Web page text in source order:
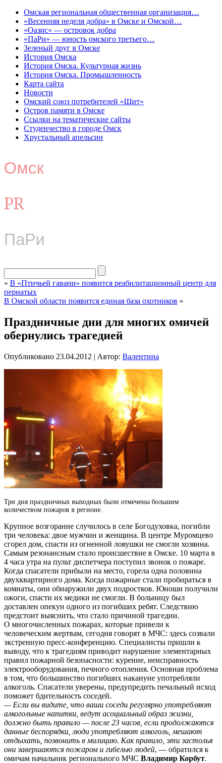
Омская региональная общественная организация…
«Весенняя неделя добра» в Омске и Омской…
«Оазис» — островок добра
«ПаРи» — юность омского третьего…
Зеленый друг в Омске
История Омска
История Омска. Культурная жизнь
История Омска. Промышленность
Карта сайта
Новости
Омский союз потребителей «Щит»
Остров памяти в Омске
Ссылки на тематические сайты
Студенчество в городе Омск
Хрустальный апельсин
Омск
PR
ПаРи
« В «Птичьей гавани» появится реабилитационный центр для
пернатых
В Омской области появится единая база охотников »
Праздничные дни для многих омичей
обернулись трагедией
Опубликовано 23.04.2012 | Автор: Валентина
Три дня праздничных выходных были отмечены большим
количеством пожаров в регионе.
Крупное возгорание случилось в селе Богодуховка, погибли
три человека: двое мужчин и женщина. В центре Муромцево
сгорел дом, спасти из огненной ловушки не смогли хозяина.
Самым резонансным стало происшествие в Омске. 10 марта в
4 часа утра на пульт диспетчера поступил звонок о пожаре.
Когда спасатели прибыли на место, горела одна половина
двухквартирного дома. Когда пожарные стали пробираться в
комнаты, они обнаружили двух подростков. Юноши получили
ожоги, спасти их медики не смогли. В больницу был
доставлен опекун одного из погибших ребят. Следствию
предстоит выяснить, что стало причиной трагедии.
О многочисленных пожарах, которые привели к
человеческим жертвам, сегодня говорят в МЧС: здесь созвали
экстренную пресс-конференцию. Специалисты пришли к
выводу, что к трагедиям приводит нарушение элементарных
правил пожарной безопасности: курение, неисправность
электрооборудования, печного отопления. Основная проблема
в том, что большинство погибших накануне употребляли
алкоголь. Спасатели уверены, предупредить печальный исход
поможет бдительность соседей.
— Если вы видите, что ваши соседи регулярно употребляют
алкогольные напитки, ведут асоциальный образ жизни,
должно быть правило — после 23 часов, если продолжаются
данные беспорядки, люди употребляют алкоголь, мешают
отдыхать, позвонить в милицию. Как правило, эти застолья
они завершаются пожаром и гибелью людей, — обратился к
омичам начальник регионального МЧС Владимир Корбут.